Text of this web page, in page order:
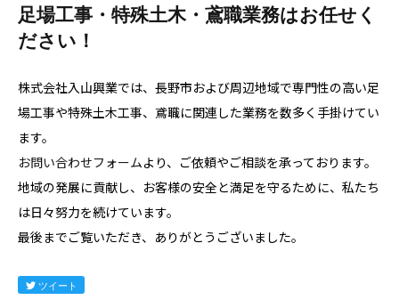
足場工事・特殊土木・鳶職業務はお任せく
ださい！
株式会社入山興業では、長野市および周辺地域で専門性の高い足
場工事や特殊土木工事、鳶職に関連した業務を数多く手掛けてい
ます。
お問い合わせフォームより、ご依頼やご相談を承っております。
地域の発展に貢献し、お客様の安全と満足を守るために、私たち
は日々努力を続けています。
最後までご覧いただき、ありがとうございました。
ツイート